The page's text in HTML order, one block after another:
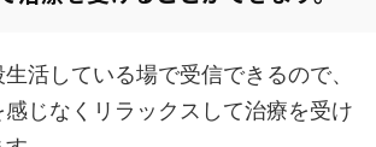
活している場で受信できるので、
じなくリラックスして治療を受け